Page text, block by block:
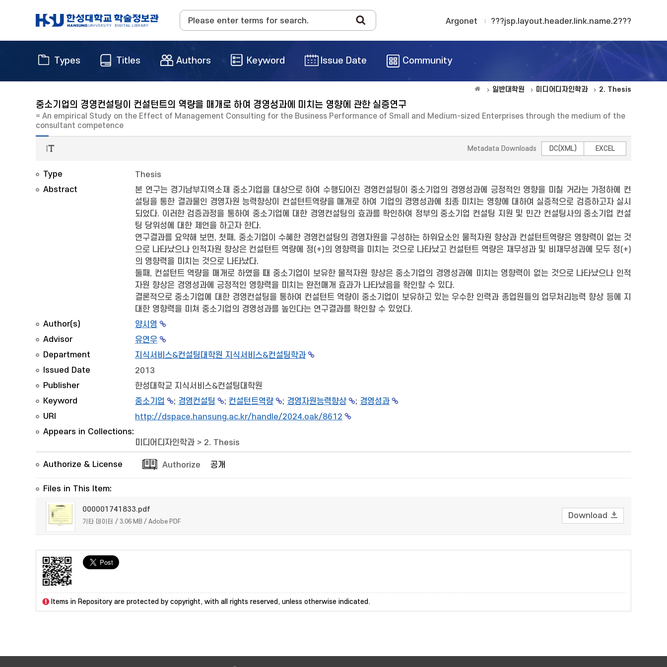
Argonet ???jsp.layout.header.link.name.2???
Types Titles Authors Keyword Issue Date Community
일반대학원 미디어디자인학과 2. Thesis
중소기업의 경영컨설팅이 컨설턴트의 역량을 매개로 하여 경영성과에 미치는 영향에 관한 실증연구
= An empirical Study on the Effect of Management Consulting for the Business Performance of Small and Medium-sized Enterprises through the medium of the
consultant competence
Metadata Downloads DC(XML) EXCEL
Type
Thesis
Abstract
본 연구는 경기남부지역소재 중소기업을 대상으로 하여 수행되어진 경영컨설팅이 중소기업의 경영성과에 긍정적인 영향을 미칠 거라는 가정하에 컨
설팅을 통한 결과물인 경영자원 능력향상이 컨설턴트역량을 매개로 하여 기업의 경영성과에 최종 미치는 영향에 대하여 실증적으로 검증하고자 실시
되었다. 이러한 검증과정을 통하여 중소기업에 대한 경영컨설팅의 효과를 확인하여 정부의 중소기업 컨설팅 지원 및 민간 컨설팅사의 중소기업 컨설
팅 당위성에 대한 제언을 하고자 한다.
연구결과를 요약해 보면, 첫째, 중소기업이 수혜한 경영컨설팅의 경영자원을 구성하는 하위요소인 물적자원 향상과 컨설턴트역량은 영향력이 없는 것
으로 나타났으나 인적자원 향상은 컨설턴트 역량에 정(+)의 영향력을 미치는 것으로 나타났고 컨설턴트 역량은 재무성과 및 비재무성과에 모두 정(+)
의 영향력을 미치는 것으로 나타났다.
둘째, 컨설턴트 역량을 매개로 하였을 때 중소기업이 보유한 물적자원 향상은 중소기업의 경영성과에 미치는 영향력이 없는 것으로 나타났으나 인적
자원 향상은 경영성과에 긍정적인 영향력을 미치는 완전매개 효과가 나타났음을 확인할 수 있다.
결론적으로 중소기업에 대한 경영컨설팅을 통하여 컨설턴트 역량이 중소기업이 보유하고 있는 우수한 인력과 종업원들의 업무처리능력 향상 등에 지
대한 영향력을 미쳐 중소기업의 경영성과를 높인다는 연구결과를 확인할 수 있었다.
Author(s)
양시영
Advisor
유연우
Department
지식서비스&컨설팅대학원 지식서비스&컨설팅학과
Issued Date
2013
Publisher
한성대학교 지식서비스&컨설팅대학원
Keyword
중소기업 ; 경영컨설팅 ; 컨설턴트역량 ; 경영자원능력향상 ; 경영성과
URI
http://dspace.hansung.ac.kr/handle/2024.oak/8612
Appears in Collections:
미디어디자인학과 > 2. Thesis
Authorize & License Authorize 공개
Files in This Item:
000001741833.pdf
기타 데이터 / 3.06 MB / Adobe PDF
Download
Items in Repository are protected by copyright, with all rights reserved, unless otherwise indicated.